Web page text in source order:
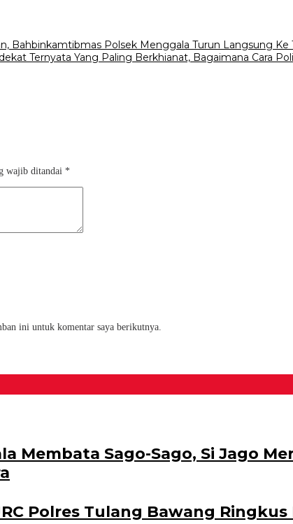
Bahbinkamtibmas Polsek Menggala Turun Langsung Ke
Ternyata Yang Paling Berkhianat, Bagaimana Cara
wajib ditandai *
ini untuk komentar saya berikutnya.
Membata Sago-Sago, Si Jago
Polres Tulang Bawang